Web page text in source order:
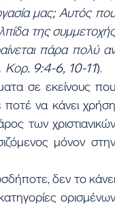
μας; Αυτός που
της συμμετοχής
πάρα πολύ αν
Κορ. 9:4-6, 10-11).
σε εκείνους που
να κάνει χρήση
των χριστιανικών
μόνον στην
δεν το κάνει
ορισμένων